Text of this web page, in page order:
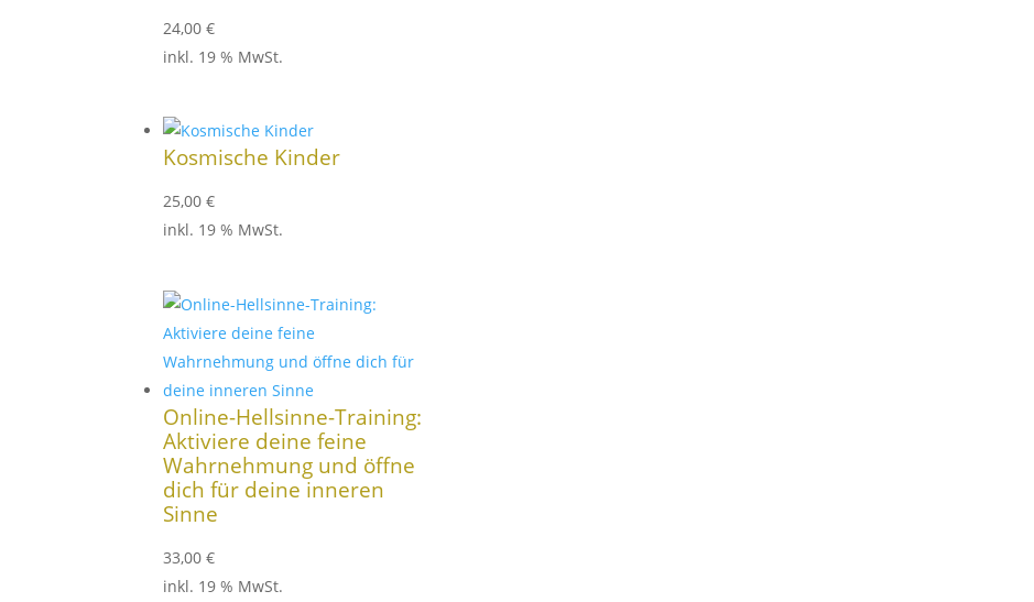
24,00€
inkl. 19 % MwSt.
Kosmische Kinder
25,00€
inkl. 19 % MwSt.
Online-Hellsinne-Training:
Aktiviere deine feine
Wahrnehmung und öffne
dich für deine inneren
Sinne
33,00€
inkl. 19 % MwSt.